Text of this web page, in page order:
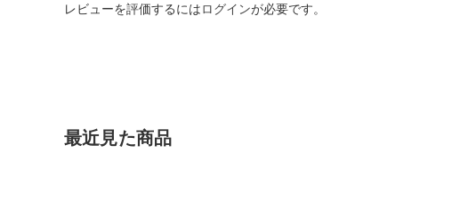
レビューを評価するにはログインが必要です。
最近見た商品